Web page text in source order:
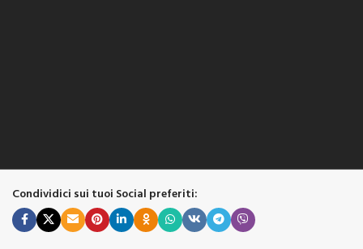
Condividici sui tuoi Social preferiti: